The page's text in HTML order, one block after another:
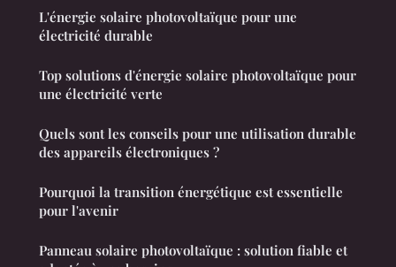
L'énergie solaire photovoltaïque pour une
électricité durable
Top solutions d'énergie solaire photovoltaïque pour
une électricité verte
Quels sont les conseils pour une utilisation durable
des appareils électroniques ?
Pourquoi la transition énergétique est essentielle
pour l'avenir
Panneau solaire photovoltaïque : solution fiable et